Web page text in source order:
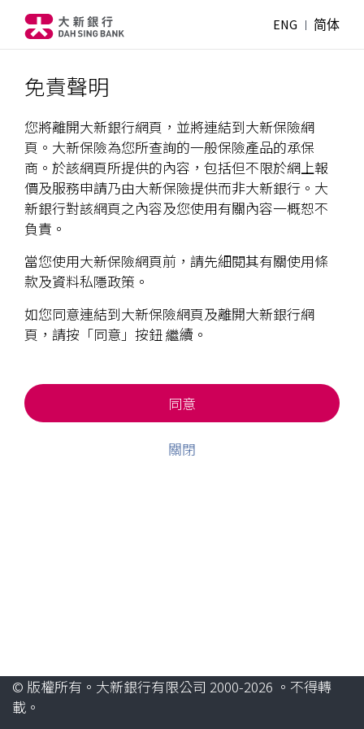
ENG 简体
免責聲明
您將離開大新銀行網頁，並將連結到大新保險網
頁。大新保險為您所查詢的一般保險產品的承保
商。於該網頁所提供的內容，包括但不限於網上報
價及服務申請乃由大新保險提供而非大新銀行。大
新銀行對該網頁之內容及您使用有關內容一概恕不
負責。
當您使用大新保險網頁前，請先細閱其有關使用條
款及資料私隱政策。
如您同意連結到大新保險網頁及離開大新銀行網
頁，請按「同意」按鈕 繼續。
關閉
同意
© 版權所有。大新銀行有限公司 2000-2026 。不得轉
載。